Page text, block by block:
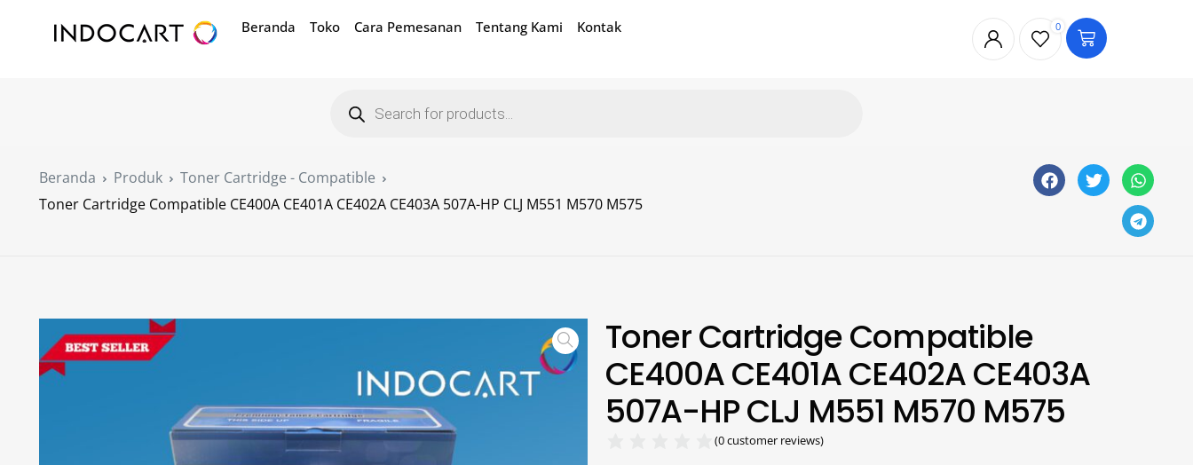
Beranda Toko Cara Pemesanan Tentang Kami Kontak 0
Beranda Produk
Toner Cartridge - Compatible
Toner Cartridge Compatible CE400A CE401A CE402A CE403A 507A-HP CLJ M551 M570 M575
Toner Cartridge Compatible
CE400A CE401A CE402A CE403A
507A-HP CLJ M551 M570 M575
(0customer reviews)